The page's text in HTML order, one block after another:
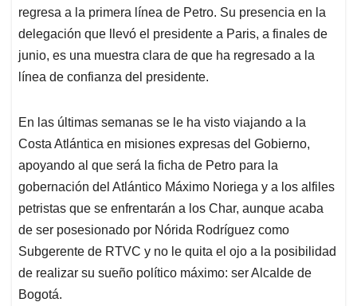
regresa a la primera línea de Petro. Su presencia en la
delegación que llevó el presidente a Paris, a finales de
junio, es una muestra clara de que ha regresado a la
línea de confianza del presidente.
En las últimas semanas se le ha visto viajando a la
Costa Atlántica en misiones expresas del Gobierno,
apoyando al que será la ficha de Petro para la
gobernación del Atlántico Máximo Noriega y a los alfiles
petristas que se enfrentarán a los Char, aunque acaba
de ser posesionado por Nórida Rodríguez como
Subgerente de RTVC y no le quita el ojo a la posibilidad
de realizar su sueño político máximo: ser Alcalde de
Bogotá.